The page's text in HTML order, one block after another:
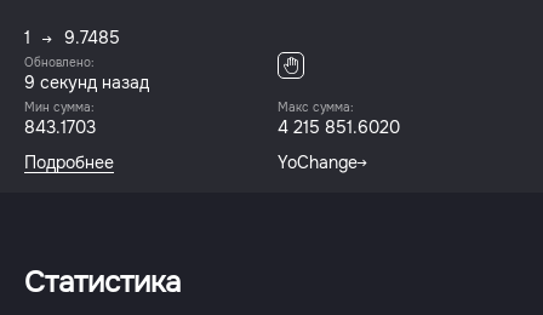
1 9.7485
Обновлено:
9 секунд назад
Мин сумма:
843.1703
Макс сумма:
4 215 851.6020
Подробнее
YoChange
Статистика